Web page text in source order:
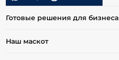
Готовые решения для бизнеса
Наш маскот